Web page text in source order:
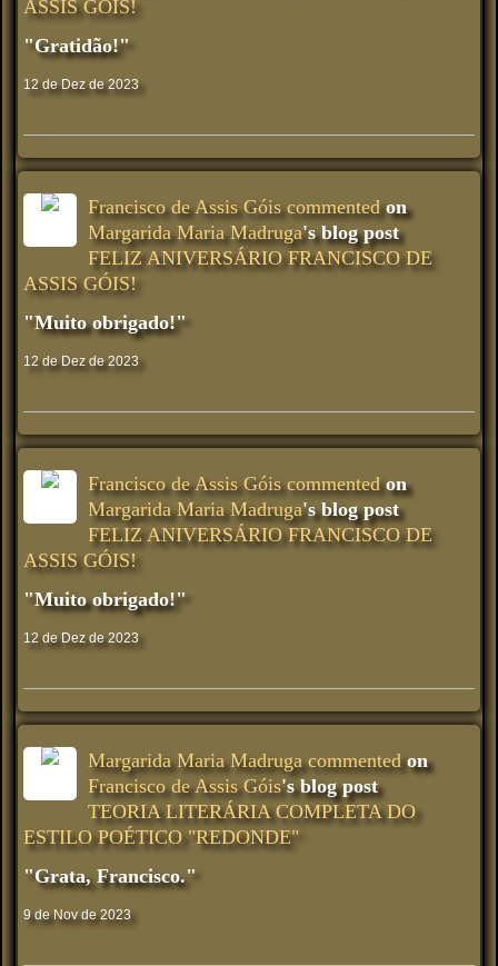
ASSIS GÓIS!
"Gratidão!"
12 de Dez de 2023
Francisco de Assis Góis commentedon
Margarida Maria Madruga's blog post
FELIZ ANIVERSÁRIO FRANCISCO DE
ASSIS GÓIS!
"Muito obrigado!"
12 de Dez de 2023
Francisco de Assis Góis commentedon
Margarida Maria Madruga's blog post
FELIZ ANIVERSÁRIO FRANCISCO DE
ASSIS GÓIS!
"Muito obrigado!"
12 de Dez de 2023
Margarida Maria Madruga commentedon
Francisco de Assis Góis's blog post
TEORIA LITERÁRIA COMPLETA DO
ESTILO POÉTICO "REDONDE"
"Grata, Francisco."
9 de Nov de 2023